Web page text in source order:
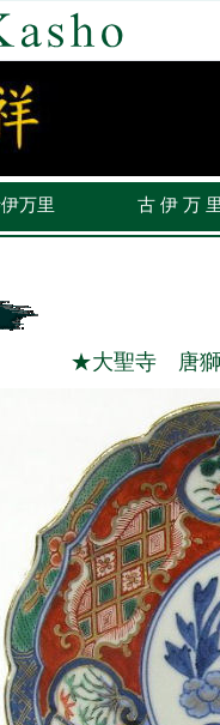
万里 古 伊 万
★大聖寺 唐獅